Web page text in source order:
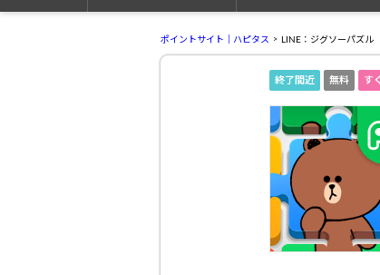
ポイントサイト｜ハピタス LINE：ジグソーパズル
終了間近 無料 す